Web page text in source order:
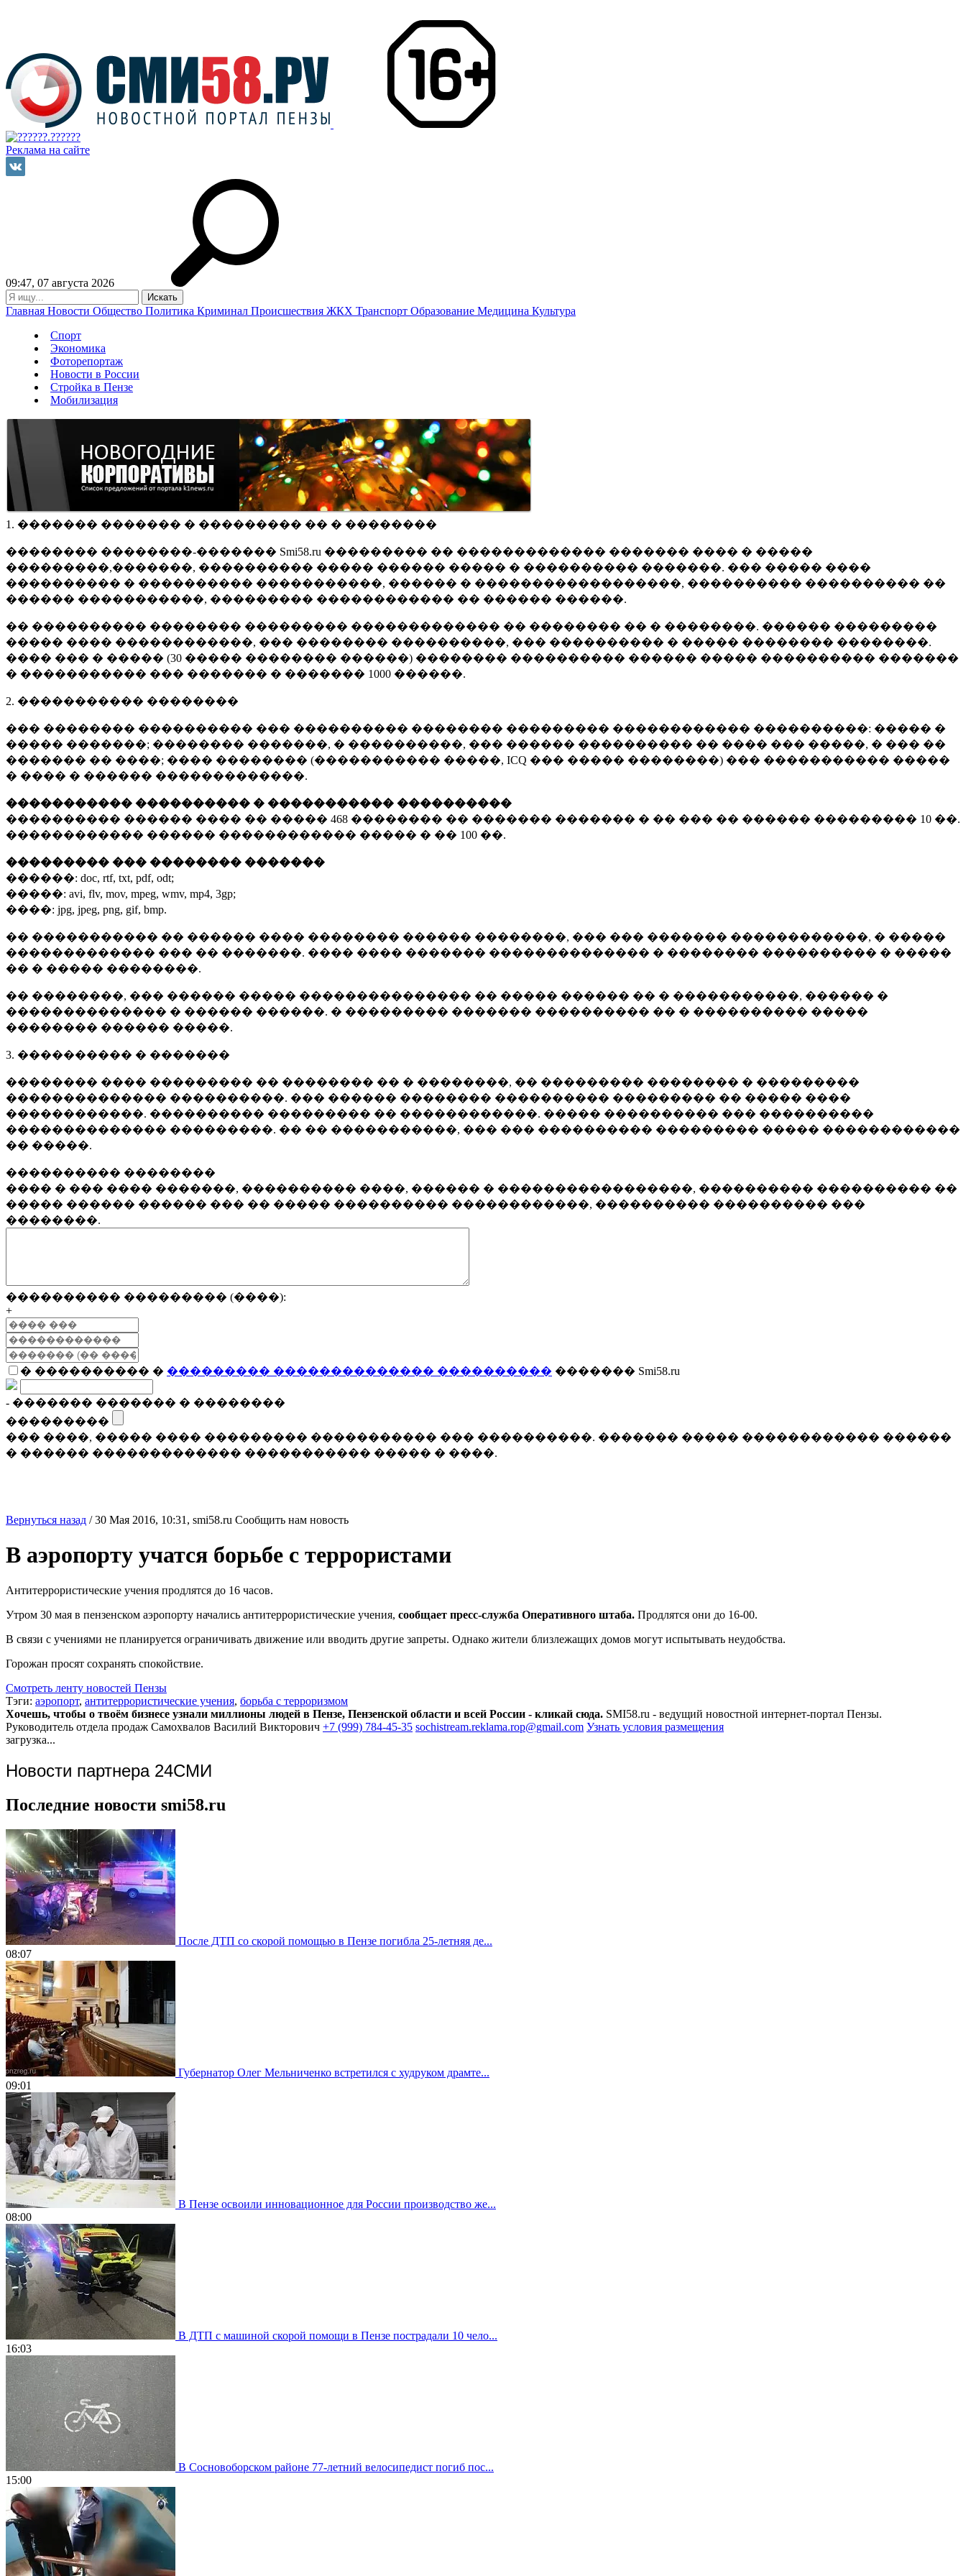
Реклама на сайте
09:47, 07 августа 2026
Главная Новости Общество Политика Криминал Происшествия ЖКХ Транспорт Образование Медицина Культура
Спорт
Экономика
Фоторепортаж
Новости в России
Стройка в Пензе
Мобилизация
1. ������� ������� � ��������� �� � ��������
�������� ��������-������� Smi58.ru ��������� �� ������������� ������� ���� � �����
���������,�������, ���������� ����� ������ ����� � ���������� �������. ��� ����� ����
���������� � ���������� �����������, ������ � ������������������, ���������� ���������� ��
������ �����������, ��������� ������������ �� ������ ������.
�� ���������� �������� ��������� ������������� �� �������� �� � ��������. ������ ���������
����� ���� ������������, ��� �������� ����������, ��� ���������� � ����� �������� ��������.
���� ��� � ����� (30 ����� �������� ������) �������� ���������� ������ ����� ���������� �������
� ����������� ��� ������� � ������� 1000 ������.
2. ����������� ��������
��� �������� ���������� ��� ���������� �������� ��������� ������������ ����������: ����� �
����� �������; �������� �������, � ����������, ��� ������ ���������� �� ���� ��� �����, � ��� ��
������� �� ����; ���� �������� (����������� �����, ICQ ��� ����� ��������) ��� ����������� �����
� ���� � ������ �������������.
����������� ���������� � ����������� ����������
���������� ������ ���� �� ����� 468 �������� �� ������� ������� � �� ��� �� ������ ��������� 10 ��.
������������ ������ ������������ ����� � �� 100 ��.
��������� ��� �������� �������
������: doc, rtf, txt, pdf, odt;
�����: avi, flv, mov, mpeg, wmv, mp4, 3gp;
����: jpg, jpeg, png, gif, bmp.
�� ����������� �� ������ ���� �������� ������ ��������, ��� ��� ������� ������������, � �����
������������� ��� �� �������. ���� ���� ������� �������������� � �������� ���������� � �����
�� � ����� ��������.
�� ��������, ��� ������ ����� ��������������� �� ����� ������ �� � �����������, ������ �
�������������� � ������ ������. � ��������� ������� ���������� �� � ���������� �����
�������� ������ �����.
3. ���������� � �������
�������� ���� ��������� �� �������� �� � ��������, �� ��������� �������� � ���������
�������������� ����������. ��� ������ �������� ���������� ��������� �� ����� ����
������������. ���������� ��������� �� ������������. ����� ���������� ��� ����������
�������������� ���������. �� �� �����������, ��� ��� ���������� ��������� ����� ������������
�� �����.
���������� ��������
���� � ��� ���� �������, ���������� ����, ������ � �����������������, ���������� ���������� ��
����� ������ ������ ��� �� ����� ���������� ������������, ���������� ���������� ���
��������.
���������� ��������� (����):
+
� ���������� � ��������� �������������� ���������� ������� Smi58.ru
- ������� ������� � ��������
���������
��� ����, ����� ���� ��������� ����������� ��� ����������. ������� ����� ������������ ������
� ������ ������������� ����������� ����� � ����.
Вернуться назад /30 Мая 2016, 10:31, smi58.ru Сообщить нам новость
В аэропорту учатся борьбе с террористами
Антитеррористические учения продлятся до 16 часов.
Утром 30 мая в пензенском аэропорту начались антитеррористические учения, сообщает пресс-служба Оперативного штаба. Продлятся они до 16-00.
В связи с учениями не планируется ограничивать движение или вводить другие запреты. Однако жители близлежащих домов могут испытывать неудобства.
Горожан просят сохранять спокойствие.
Смотреть ленту новостей Пензы
Тэги: аэропорт, антитеррористические учения, борьба с терроризмом
Хочешь, чтобы о твоём бизнесе узнали миллионы людей в Пензе, Пензенской области и всей России - кликай сюда. SMI58.ru - ведущий новостной интернет-портал Пензы.
Руководитель отдела продаж Самохвалов Василий Викторович +7 (999) 784-45-35 sochistream.reklama.rop@gmail.com Узнать условия размещения
загрузка...
Новости партнера 24СМИ
Последние новости smi58.ru
После ДТП со скорой помощью в Пензе погибла 25-летняя де...
08:07
Губернатор Олег Мельниченко встретился с худруком драмте...
09:01
В Пензе освоили инновационное для России производство же...
08:00
В ДТП с машиной скорой помощи в Пензе пострадали 10 чело...
16:03
В Сосновоборском районе 77-летний велосипедист погиб пос...
15:00